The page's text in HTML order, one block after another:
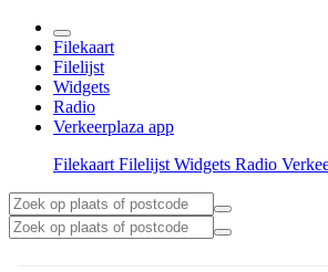
Filekaart
Filelijst
Widgets
Radio
Verkeerplaza app
Filekaart Filelijst Widgets Radio